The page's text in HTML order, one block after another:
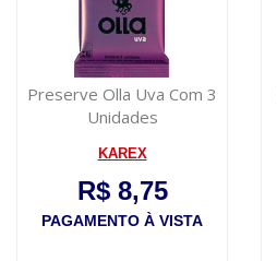
Preserve Olla Uva Com 3
Unidades
KAREX
R$ 8,75
PAGAMENTO À VISTA